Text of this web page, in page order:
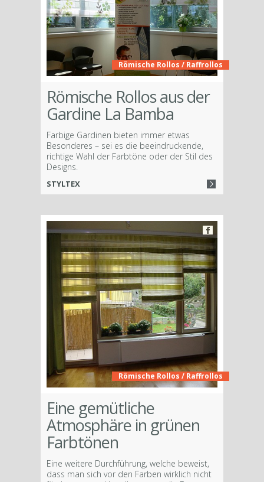
Römische Rollos / Raffrollos
Römische Rollos aus der
Gardine La Bamba
Farbige Gardinen bieten immer etwas
Besonderes – sei es die beeindruckende,
richtige Wahl der Farbtöne oder der Stil des
Designs.
STYLTEX
Römische Rollos / Raffrollos
Eine gemütliche
Atmosphäre in grünen
Farbtönen
Eine weitere Durchführung, welche beweist,
dass man sich vor den Farben wirklich nicht